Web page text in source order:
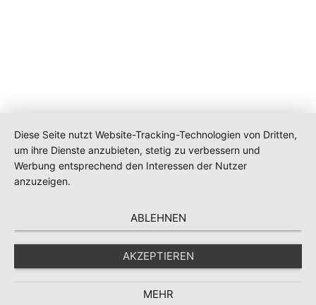
Diese Seite nutzt Website-Tracking-Technologien von Dritten,
um ihre Dienste anzubieten, stetig zu verbessern und
Werbung entsprechend den Interessen der Nutzer
anzuzeigen.
ABLEHNEN
AKZEPTIEREN
MEHR